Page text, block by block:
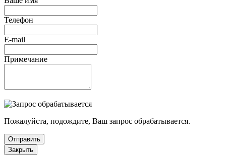
Телефон
E-mail
Примечание
Пожалуйста, подождите, Ваш запрос обрабатывается.
Отправить
Закрыть